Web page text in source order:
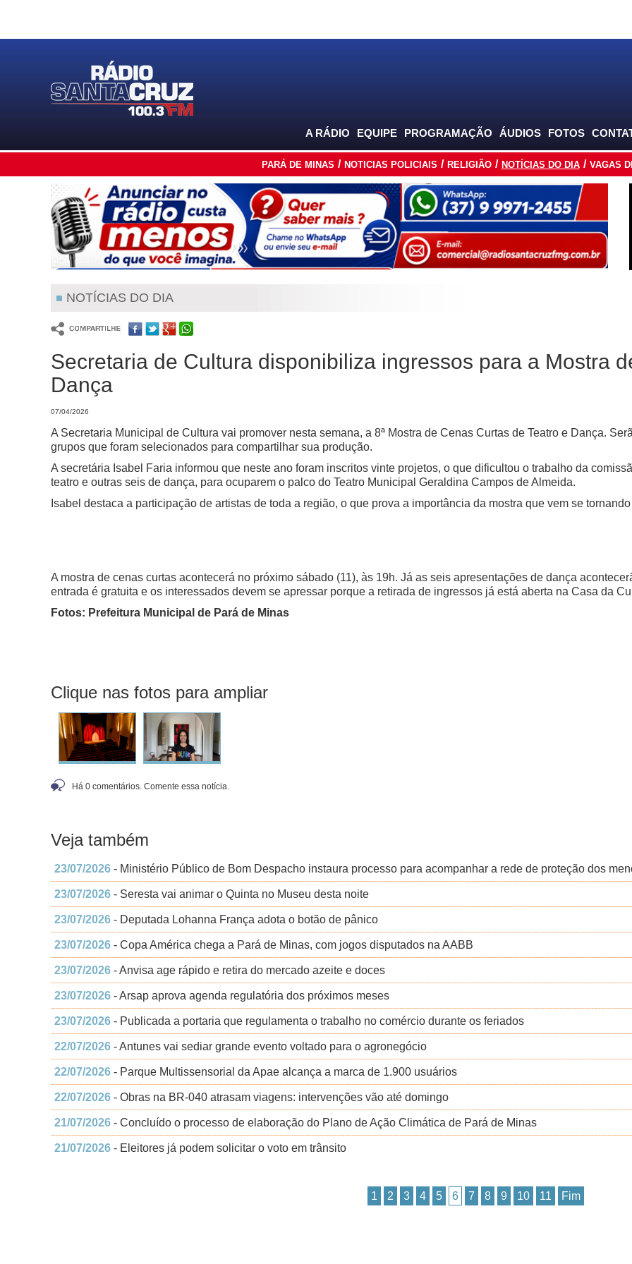
A RÁDIO EQUIPE PROGRAMAÇÃO ÁUDIOS FOTOS
PARÁ DE MINAS NOTICIAS POLICIAIS RELIGIÃO NOTÍCIAS DO DIA VAGAS
NOTÍCIAS DO DIA
Secretaria de Cultura disponibiliza ingressos para a Mostra
Dança
07/04/2026
A Secretaria Municipal de Cultura vai promover nesta semana, a 8ª Mostra de Cenas Curtas de Teatro e Dança.
grupos que foram selecionados para compartilhar sua produção.
A secretária Isabel Faria informou que neste ano foram inscritos vinte projetos, o que dificultou o trabalho da
teatro e outras seis de dança, para ocuparem o palco do Teatro Municipal Geraldina Campos de Almeida.
Isabel destaca a participação de artistas de toda a região, o que prova a importância da mostra que vem se
A mostra de cenas curtas acontecerá no próximo sábado (11), às 19h. Já as seis apresentações de dança
entrada é gratuita e os interessados devem se apressar porque a retirada de ingressos já está aberta na Casa da
Fotos: Prefeitura Municipal de Pará de Minas
Clique nas fotos para ampliar
Há 0 comentários. Comente essa notícia.
Veja também
23/07/2026 - Ministério Público de Bom Despacho instaura processo para acompanhar a rede de proteção dos
23/07/2026 - Seresta vai animar o Quinta no Museu desta noite
23/07/2026 - Deputada Lohanna França adota o botão de pânico
23/07/2026 - Copa América chega a Pará de Minas, com jogos disputados na AABB
23/07/2026 - Anvisa age rápido e retira do mercado azeite e doces
23/07/2026 - Arsap aprova agenda regulatória dos próximos meses
23/07/2026 - Publicada a portaria que regulamenta o trabalho no comércio durante os feriados
22/07/2026 - Antunes vai sediar grande evento voltado para o agronegócio
22/07/2026 - Parque Multissensorial da Apae alcança a marca de 1.900 usuários
22/07/2026 - Obras na BR-040 atrasam viagens: intervenções vão até domingo
21/07/2026 - Concluído o processo de elaboração do Plano de Ação Climática de Pará de Minas
21/07/2026 - Eleitores já podem solicitar o voto em trânsito
1 2 3 4 5 6 7 8 9 10 11 Fim